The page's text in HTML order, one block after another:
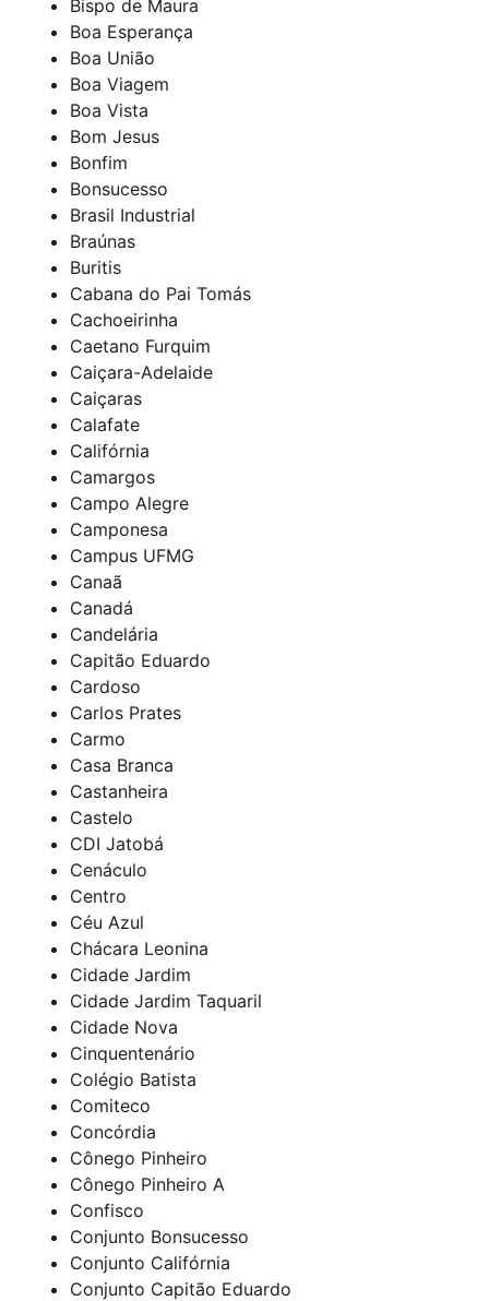
Bispo de Maura
Boa Esperança
Boa União
Boa Viagem
Boa Vista
Bom Jesus
Bonfim
Bonsucesso
Brasil Industrial
Braúnas
Buritis
Cabana do Pai Tomás
Cachoeirinha
Caetano Furquim
Caiçara-Adelaide
Caiçaras
Calafate
Califórnia
Camargos
Campo Alegre
Camponesa
Campus UFMG
Canaã
Canadá
Candelária
Capitão Eduardo
Cardoso
Carlos Prates
Carmo
Casa Branca
Castanheira
Castelo
CDI Jatobá
Cenáculo
Centro
Céu Azul
Chácara Leonina
Cidade Jardim
Cidade Jardim Taquaril
Cidade Nova
Cinquentenário
Colégio Batista
Comiteco
Concórdia
Cônego Pinheiro
Cônego Pinheiro A
Confisco
Conjunto Bonsucesso
Conjunto Califórnia
Conjunto Capitão Eduardo